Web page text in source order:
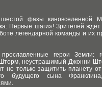
шестой фазы киновселенной
Первые шаги»! Зрителей
легендарной команды и их
герои Земли:
неустрашимый Джонни
не только защитить планету от
будущего сына